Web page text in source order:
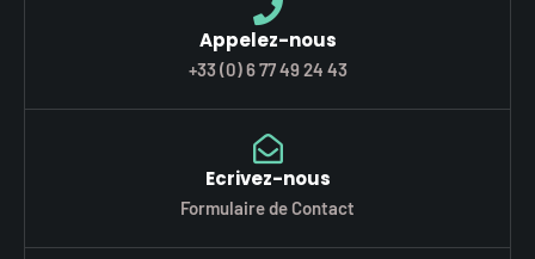
Appelez-nous
+33 (0) 6 77 49 24 43
Ecrivez-nous
Formulaire de Contact